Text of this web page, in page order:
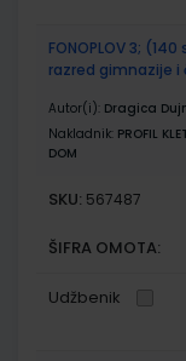
FONOPLOV 3;
razred gimnazije
Autor(i): Dragica
Nakladnik: PROFIL
DOM
SKU: 567487
ŠIFRA OMOTA:
Udžbenik